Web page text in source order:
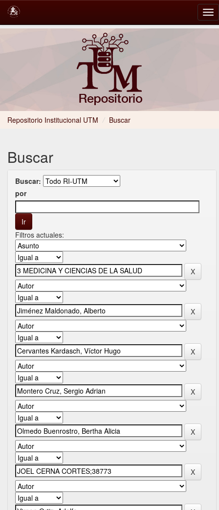
Repositorio Institucional UTM / Buscar
Buscar
Buscar:
por
Filtros actuales: